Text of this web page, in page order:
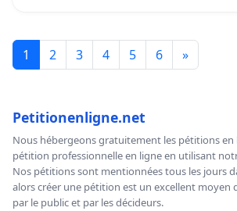
1 2 3 4 5 6 »
Petitionenligne.net
Nous hébergeons gratuitement les pétitions en
pétition professionnelle en ligne en utilisant
Nos pétitions sont mentionnées tous les jours
alors créer une pétition est un excellent moyen
par le public et par les décideurs.